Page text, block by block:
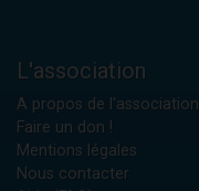
L'association
A propos de l'association
Faire un don !
Mentions légales
Nous contacter